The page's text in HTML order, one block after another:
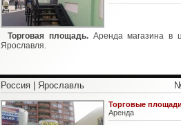
Торговая площадь.Аренда магазина в
Ярославля.
Россия | Ярославль
Торговые
Аренда